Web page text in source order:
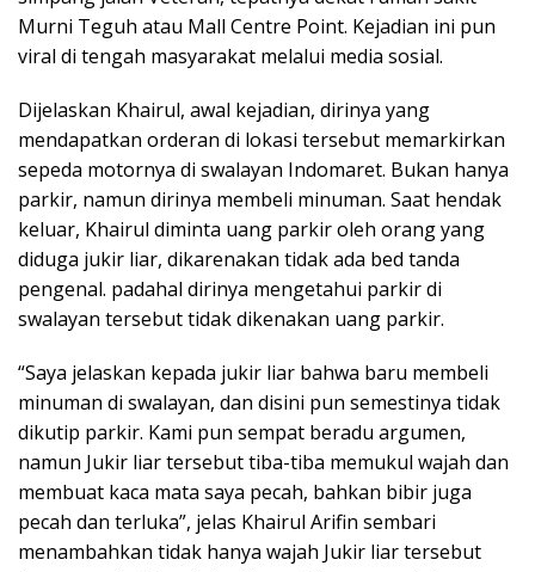
Murni Teguh atau Mall Centre Point. Kejadian ini pun
viral di tengah masyarakat melalui media sosial.
Dijelaskan Khairul, awal kejadian, dirinya yang
mendapatkan orderan di lokasi tersebut memarkirkan
sepeda motornya di swalayan Indomaret. Bukan hanya
parkir, namun dirinya membeli minuman. Saat hendak
keluar, Khairul diminta uang parkir oleh orang yang
diduga jukir liar, dikarenakan tidak ada bed tanda
pengenal. padahal dirinya mengetahui parkir di
swalayan tersebut tidak dikenakan uang parkir.
“Saya jelaskan kepada jukir liar bahwa baru membeli
minuman di swalayan, dan disini pun semestinya tidak
dikutip parkir. Kami pun sempat beradu argumen,
namun Jukir liar tersebut tiba-tiba memukul wajah dan
membuat kaca mata saya pecah, bahkan bibir juga
pecah dan terluka”, jelas Khairul Arifin sembari
menambahkan tidak hanya wajah Jukir liar tersebut